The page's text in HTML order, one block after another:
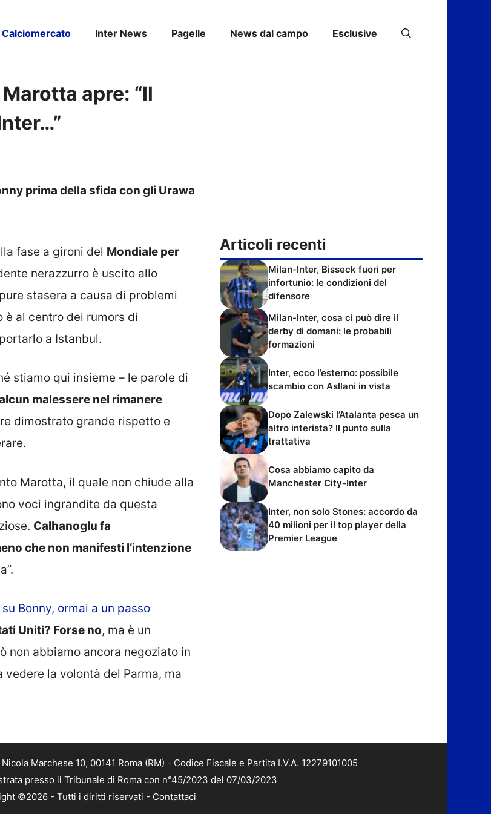
Calciomercato Inter News Pagelle News dal campo Esclusive
apre: “Il
prima della sfida con gli Urawa
fase a gironi del Mondiale per
nerazzurro è uscito allo
stasera a causa di problemi
al centro dei rumors di
a Istanbul.
stiamo qui insieme – le parole di
malessere nel rimanere
dimostrato grande rispetto e
Marotta, il quale non chiude alla
voci ingrandite da questa
Calhanoglu fa
che non manifesti l’intenzione
Bonny, ormai a un passo
Uniti? Forse no, ma è un
non abbiamo ancora negoziato in
la volontà del Parma, ma
Articoli recenti
Milan-Inter, Bisseck fuori per
infortunio: le condizioni del
difensore
Milan-Inter, cosa ci può dire il
derby di domani: le probabili
formazioni
Inter, ecco l’esterno: possibile
scambio con Asllani in vista
Dopo Zalewski l’Atalanta pesca un
altro interista? Il punto sulla
trattativa
Cosa abbiamo capito da
Manchester City-Inter
Inter, non solo Stones: accordo da
40 milioni per il top player della
Premier League
Marchese 10, 00141 Roma (RM) - Codice Fiscale e Partita I.V.A. 12279101005
presso il Tribunale di Roma con n°45/2023 del 07/03/2023
©2026 - Tutti i diritti riservati - Contattaci